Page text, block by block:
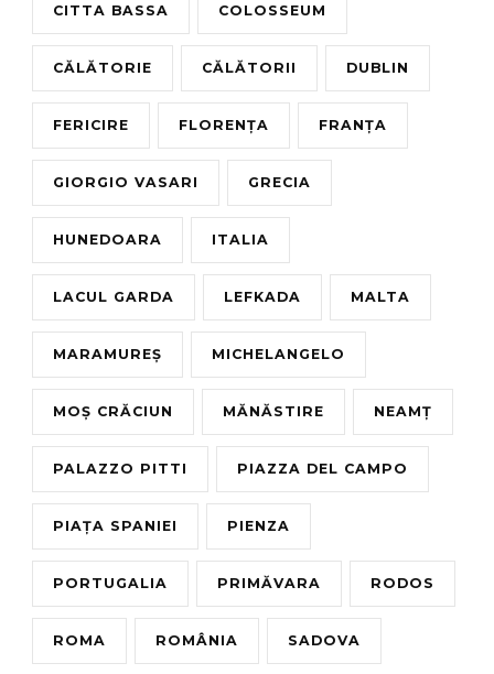
CITTA BASSA COLOSSEUM
CĂLĂTORIE CĂLĂTORII DUBLIN
FERICIRE FLORENȚA FRANȚA
GIORGIO VASARI GRECIA
HUNEDOARA ITALIA
LACUL GARDA LEFKADA MALTA
MARAMUREȘ MICHELANGELO
MOȘ CRĂCIUN MĂNĂSTIRE NEAMȚ
PALAZZO PITTI PIAZZA DEL CAMPO
PIAȚA SPANIEI PIENZA
PORTUGALIA PRIMĂVARA RODOS
ROMA ROMÂNIA SADOVA